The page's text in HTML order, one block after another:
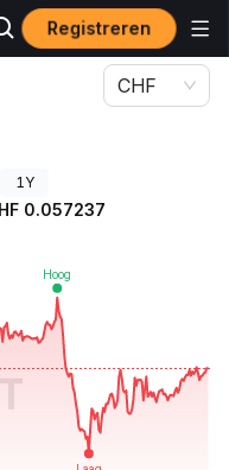
Registreren
CHF
1Y
0.057237